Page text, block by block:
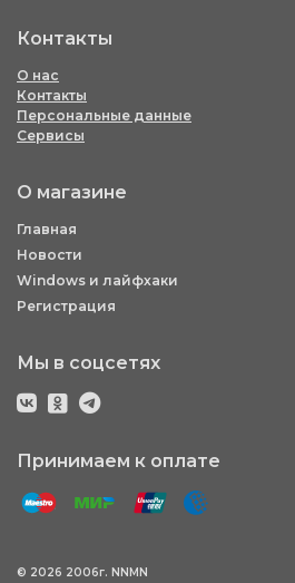
Контакты
О нас
Контакты
Персональные данные
Сервисы
О магазине
Главная
Новости
Windows и лайфхаки
Регистрация
Мы в соцсетях
Принимаем к оплате
© 2026 2006г. NNMN